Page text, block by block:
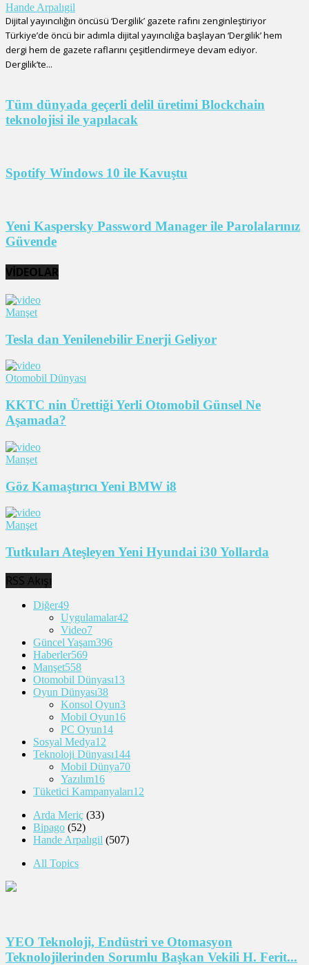
Hande Arpalıgil
Dijital yayıncılığın öncüsü ‘Dergilik’ gazete rafını zenginleştiriyor
Türkiye’de öncü bir adımla dijital yayıncılığa başlayan ‘Dergilik’ hem
dergi hem de gazete raflarını çeşitlendirmeye devam ediyor.
Dergilik’te...
Tüm dünyada geçerli delil üretimi Blockchain
teknolojisi ile yapılacak
Spotify Windows 10 ile Kavuştu
Yeni Kaspersky Password Manager ile Parolalarınız
Güvende
VİDEOLAR
Manşet
Tesla dan Yenilenebilir Enerji Geliyor
Otomobil Dünyası
KKTC nin Ürettiği Yerli Otomobil Günsel Ne
Aşamada?
Manşet
Göz Kamaştırıcı Yeni BMW i8
Manşet
Tutkuları Ateşleyen Yeni Hyundai i30 Yollarda
RSS Akışı
Diğer49
Uygulamalar42
Video7
Güncel Yaşam396
Haberler569
Manşet558
Otomobil Dünyası13
Oyun Dünyası38
Konsol Oyun3
Mobil Oyun16
PC Oyun14
Sosyal Medya12
Teknoloji Dünyası144
Mobil Dünya70
Yazılım16
Tüketici Kampanyaları12
Arda Meriç (33)
Bipago (52)
Hande Arpalıgil (507)
All Topics
YEO Teknoloji, Endüstri ve Otomasyon
Teknolojilerinden Sorumlu Başkan Vekili H. Ferit...